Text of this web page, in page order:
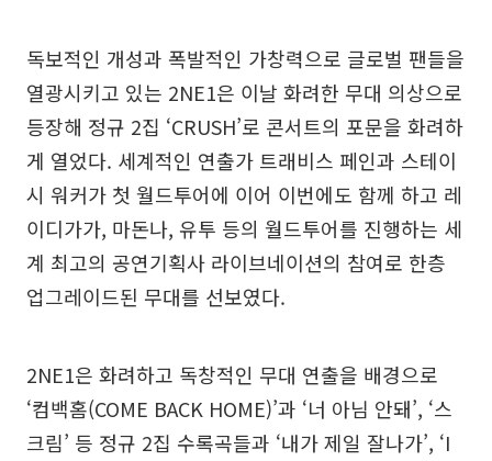
독보적인 개성과 폭발적인 가창력으로 글로벌 팬들을
열광시키고 있는 2NE1은 이날 화려한 무대 의상으로
등장해 정규 2집 ‘CRUSH’로 콘서트의 포문을 화려하
게 열었다. 세계적인 연출가 트래비스 페인과 스테이
시 워커가 첫 월드투어에 이어 이번에도 함께 하고 레
이디가가, 마돈나, 유투 등의 월드투어를 진행하는 세
계 최고의 공연기획사 라이브네이션의 참여로 한층
업그레이드된 무대를 선보였다.
2NE1은 화려하고 독창적인 무대 연출을 배경으로
‘컴백홈(COME BACK HOME)’과 ‘너 아님 안돼’, ‘스
크림’ 등 정규 2집 수록곡들과 ‘내가 제일 잘나가’, ‘I